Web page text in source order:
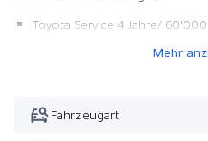
Toyota Service 4 Jahre/
Mehr
Fahrzeugart